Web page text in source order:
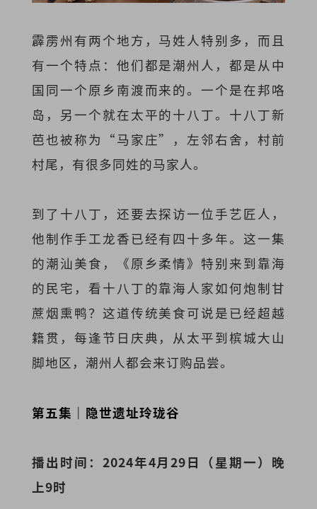
霹雳州有两个地方，马姓人特别多，而且
有一个特点：他们都是潮州人，都是从中
国同一个原乡南渡而来的。一个是在邦咯
岛，另一个就在太平的十八丁。十八丁新
芭也被称为“马家庄”，左邻右舍，村前
村尾，有很多同姓的马家人。
到了十八丁，还要去探访一位手艺匠人，
他制作手工龙香已经有四十多年。这一集
的潮汕美食，《原乡柔情》特别来到靠海
的民宅，看十八丁的靠海人家如何炮制甘
蔗烟熏鸭？这道传统美食可说是已经超越
籍贯，每逢节日庆典，从太平到槟城大山
脚地区，潮州人都会来订购品尝。
第五集｜隐世遗址玲珑谷
播出时间：2024年4月29日（星期一）晚
上9时